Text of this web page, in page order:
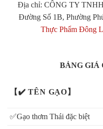
Địa chỉ: CÔNG TY
Đường Số 1B, Phường
Thực Phẩm Đông
BẢNG GIÁ
【✔️ TÊN GẠO】
✅Gạo thơm Thái đặc biệt